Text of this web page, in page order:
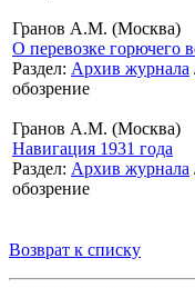
Гранов А.М. (Москва)
О перевозке горючего
Раздел: Архив журнала
обозрение
Гранов А.М. (Москва)
Навигация 1931 года
Раздел: Архив журнала
обозрение
Возврат к списку